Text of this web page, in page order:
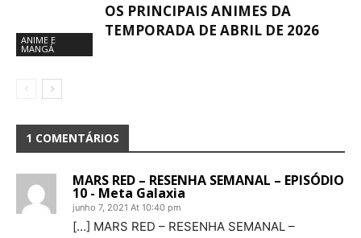
ANIME E
MANGÁ
OS PRINCIPAIS ANIMES DA
TEMPORADA DE ABRIL DE 2026
1 COMENTÁRIOS
MARS RED – RESENHA SEMANAL – EPISÓDIO
10 - Meta Galaxia
junho 7, 2021 At 10:40 pm
[…] MARS RED – RESENHA SEMANAL –